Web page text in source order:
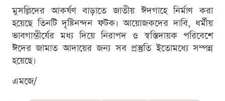
মুসল্লিদের আকর্ষণ বাড়াতে জাতীয় ঈদগাহে নির্মাণ করা
হয়েছে তিনটি দৃষ্টিনন্দন ফটক। আয়োজকদের দাবি, ধর্মীয়
ভাবগাম্ভীর্যের মধ্য দিয়ে নিরাপদ ও স্বস্তিদায়ক পরিবেশে
ঈদের জামাত আদায়ের জন্য সব প্রস্তুতি ইতোমধ্যে সম্পন্ন
হয়েছে।
এমজে/